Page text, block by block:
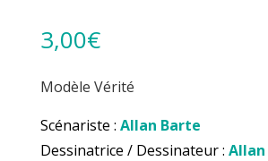
3,00€
Modèle Vérité
Scénariste : Allan Barte
Dessinatrice / Dessinateur :